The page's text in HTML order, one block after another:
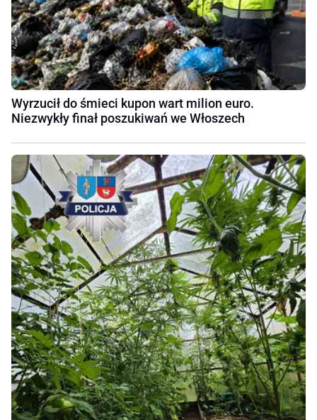
Wyrzucił do śmieci kupon wart milion euro.
Niezwykły finał poszukiwań we Włoszech